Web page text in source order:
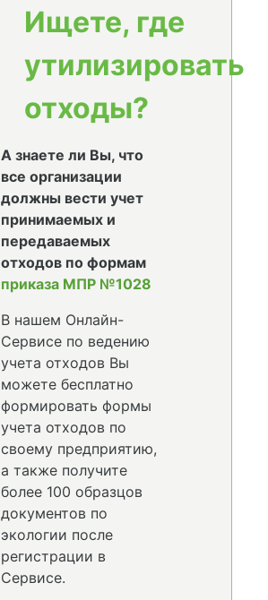
Ищете, где
утилизировать
отходы?
А знаете ли Вы, что
все организации
должны вести учет
принимаемых и
передаваемых
отходов по формам
приказа МПР №1028
В нашем Онлайн-
Сервисе по ведению
учета отходов Вы
можете бесплатно
формировать формы
учета отходов по
своему предприятию,
а также получите
более 100 образцов
документов по
экологии после
регистрации в
Сервисе.